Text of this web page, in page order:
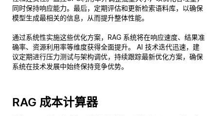
同时保持响应能力。最后，定期评估和更新检索语料库，以确保
模型生成最相关的信息，从而提升整体性能。
通过系统性实施这些优化方案，RAG 系统将在响应速度、结果准
确率、资源利用率等维度获得全面提升。 AI 技术迭代迅速，建
议定期进行压力测试与架构调优，持续跟踪最新优化方案，确保
系统在技术发展中始终保持竞争优势。
RAG 成本计算器